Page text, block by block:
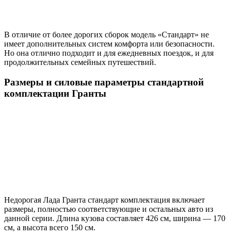
В отличие от более дорогих сборок модель «Стандарт» не
имеет дополнительных систем комфорта или безопасности.
Но она отлично подходит и для ежедневных поездок, и для
продолжительных семейных путешествий.
Размеры и силовые параметры стандартной
комплектации Гранты
Недорогая Лада Гранта стандарт комплектация включает
размеры, полностью соответствующие и остальных авто из
данной серии. Длина кузова составляет 426 см, ширина — 170
см, а высота всего 150 см.